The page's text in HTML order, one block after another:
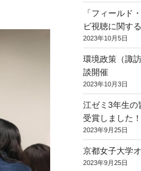
「フィールド
ビ視聴に関す
2023年10月5日
環境政策（諏
談開催
2023年10月3日
江ゼミ3年生の
受賞しました！
2023年9月25日
京都女子大学
2023年9月25日